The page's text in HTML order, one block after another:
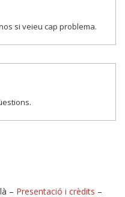
si veieu cap problema.
– Presentació i crèdits –